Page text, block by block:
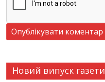
Новий випуск газети